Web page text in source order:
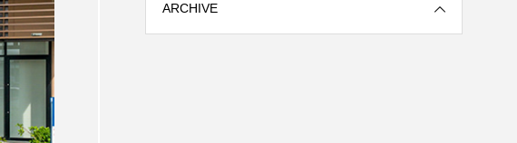
ARCHIVE